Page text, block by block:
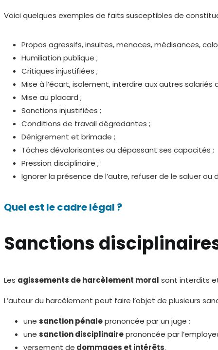
Voici quelques exemples de faits susceptibles de
Propos agressifs, insultes, menaces, médisances,
Humiliation publique ;
Critiques injustifiées ;
Mise à l’écart, isolement, interdire aux autres
Mise au placard ;
Sanctions injustifiées ;
Conditions de travail dégradantes ;
Dénigrement et brimade ;
Tâches dévalorisantes ou dépassant ses capacités ;
Pression disciplinaire ;
Ignorer la présence de l’autre, refuser de le saluer
Quel est le cadre légal ?
Sanctions
Les agissements de harcèlement moral sont interdits
L’auteur du harcèlement peut faire l’objet de plusieurs
une sanction pénaleprononcée par un juge ;
une sanction disciplinaireprononcée par
versement de dommages et intérêts.